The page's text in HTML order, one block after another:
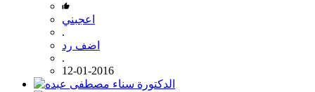
اعجبني
.
اضف رد
.
12-01-2016